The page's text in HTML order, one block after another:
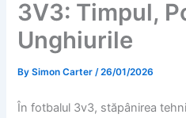
3V3: Timpul,
Unghiurile
BySimon Carter/26/01/2026
În fotbalul 3v3, stăpânirea